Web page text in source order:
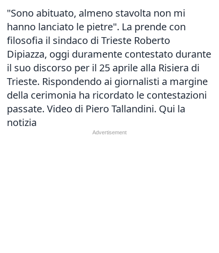
"Sono abituato, almeno stavolta non mi
hanno lanciato le pietre". La prende con
filosofia il sindaco di Trieste Roberto
Dipiazza, oggi duramente contestato durante
il suo discorso per il 25 aprile alla Risiera di
Trieste. Rispondendo ai giornalisti a margine
della cerimonia ha ricordato le contestazioni
passate. Video di Piero Tallandini. Qui la
notizia